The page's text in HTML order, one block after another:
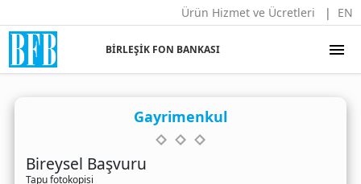
Ürün Hizmet ve Ücretleri EN
BİRLEŞİK FON BANKASI menu
Gayrimenkul
Bireysel Başvuru
Tapu fotokopisi